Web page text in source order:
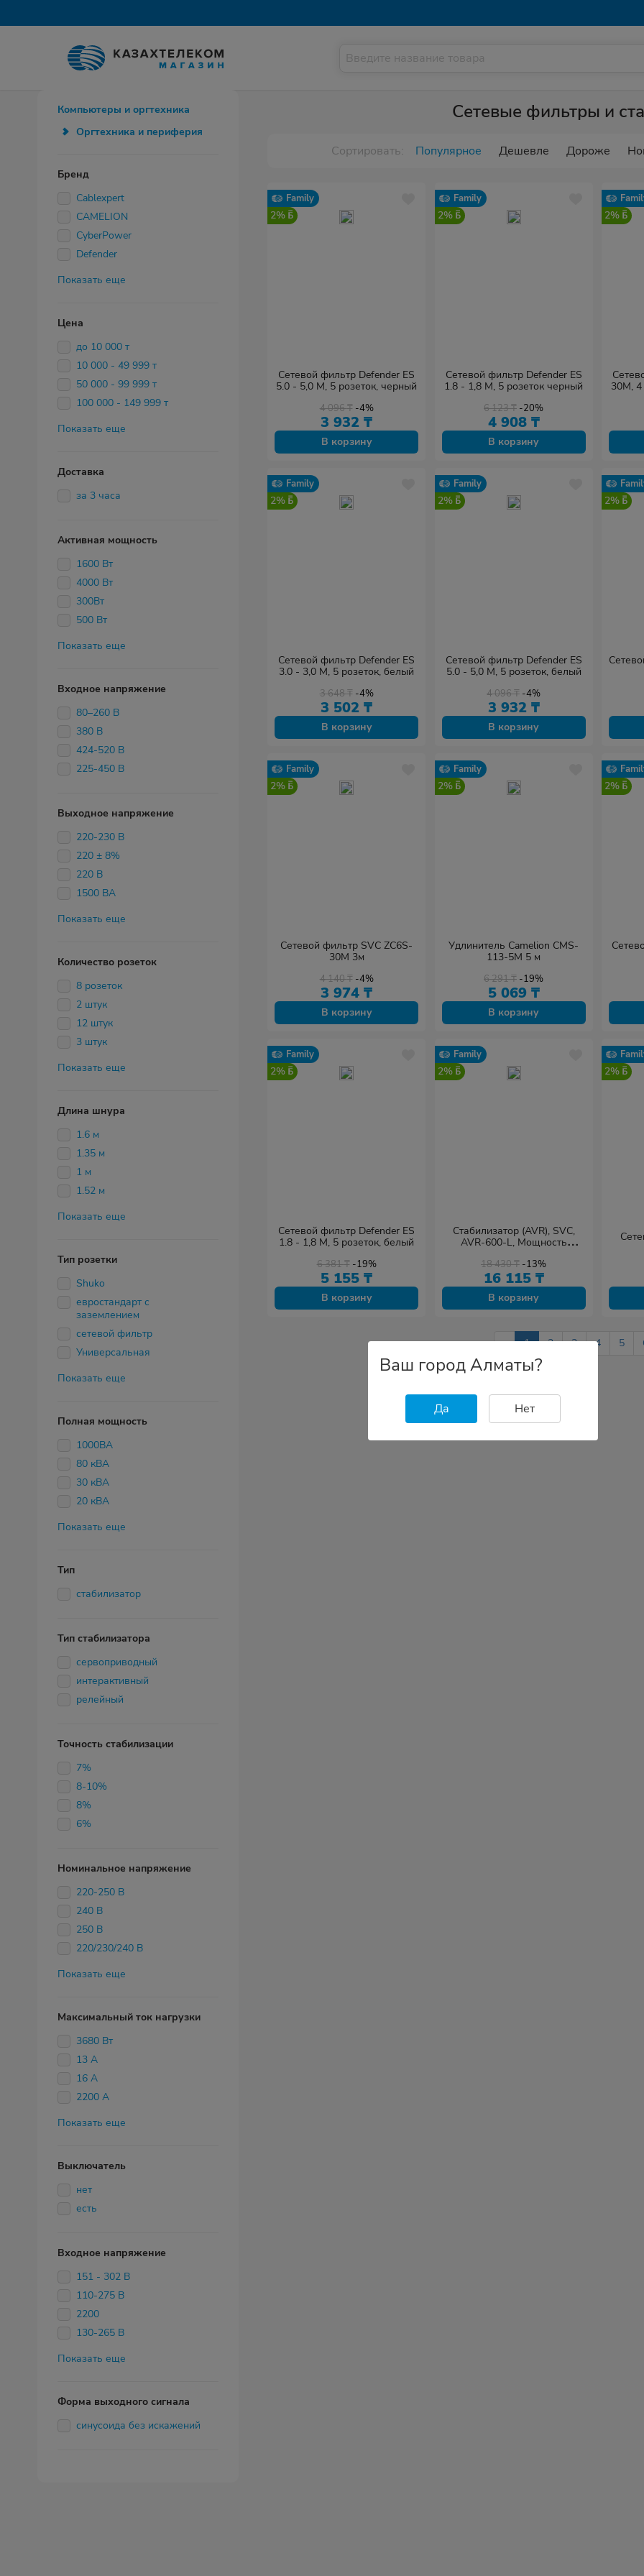
Компьютеры и оргтехника
Оргтехника и периферия
Бренд
Cablexpert
CAMELION
CyberPower
Defender
Показать еще
Цена
до 10 000 т
10 000 - 49 999 т
50 000 - 99 999 т
100 000 - 149 999 т
Показать еще
Доставка
за 3 часа
Активная мощность
1600 Вт
4000 Вт
300Вт
500 Вт
Показать еще
Входное напряжение
80–260 В
380 В
424-520 В
225-450 В
Выходное напряжение
220-230 В
220 ± 8%
220 В
1500 ВА
Показать еще
Количество розеток
8 розеток
2 штук
12 штук
3 штук
Показать еще
Длина шнура
1.6 м
1.35 м
1 м
1.52 м
Показать еще
Тип розетки
Shuko
евростандарт с
заземлением
сетевой фильтр
Универсальная
Показать еще
Полная мощность
1000ВА
80 кВА
30 кВА
20 кВА
Показать еще
Тип
стабилизатор
Тип стабилизатора
сервоприводный
интерактивный
релейный
Точность стабилизации
7%
8-10%
8%
6%
Номинальное напряжение
220-250 В
240 В
250 В
220/230/240 В
Показать еще
Максимальный ток нагрузки
3680 Вт
13 А
16 А
2200 А
Показать еще
Выключатель
нет
есть
Входное напряжение
151 - 302 В
110-275 В
2200
130-265 В
Показать еще
Форма выходного сигнала
синусоида без искажений
Сетевые фильтры и
Сортировать: Популярное Дешевле Дороже
Family
2%
Сетевой фильтр Defender ES
5.0 - 5,0 М, 5 розеток, черный
4 096₸ -4%
3 932 ₸
В корзину
Family
2%
Сетевой фильтр Defender ES
1.8 - 1,8 М, 5 розеток черный
6 123₸ -20%
4 908 ₸
В корзину
2%
30M,
Family
2%
Сетевой фильтр Defender ES
3.0 - 3,0 М, 5 розеток, белый
3 648₸ -4%
3 502 ₸
В корзину
Family
2%
Сетевой фильтр Defender ES
5.0 - 5,0 М, 5 розеток, белый
4 096₸ -4%
3 932 ₸
В корзину
2%
Family
2%
Сетевой фильтр SVC ZC6S-
30M 3м
4 140₸ -4%
3 974 ₸
В корзину
Family
2%
Удлинитель Camelion CMS-
113-5M 5 м
6 291₸ -19%
5 069 ₸
В корзину
2%
Family
2%
Сетевой фильтр Defender ES
1.8 - 1,8 М, 5 розеток, белый
6 381₸ -19%
5 155 ₸
В корзину
Family
2%
Стабилизатор (AVR), SVC,
AVR-600-L, Мощность
индикаторы, Диапазон
работы AVR: 174-280В, 4 вых.,
1.2 м., Чёрный
18 430₸ -13%
16 115 ₸
В корзину
2%
‹ 1 2 3 4 5
Ваш город Алматы?
Да Нет